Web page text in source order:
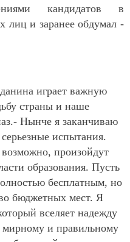
кандидатов в
лиц и заранее обдумал -
играет важную
страны и наше
Нынче я заканчиваю
испытания.
произойдут
образования. Пусть
бесплатным, но
бюджетных мест. Я
вселяет надежду
мирному и правильному